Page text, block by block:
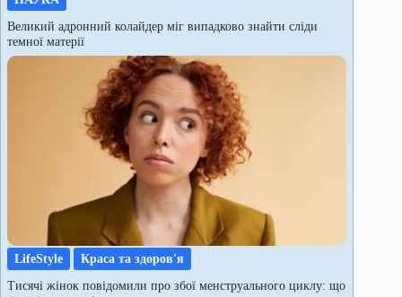
Великий адронний колайдер міг випадково знайти сліди
темної матерії
LifeStyle
Краса та здоров'я
Тисячі жінок повідомили про збої менструального циклу: що